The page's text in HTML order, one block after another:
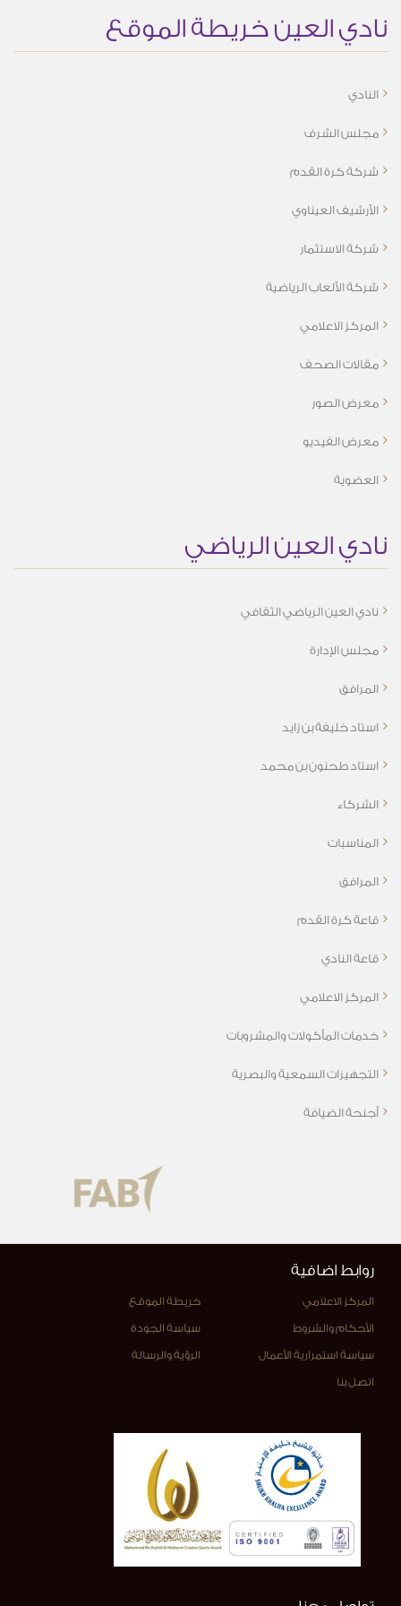
نادي العين خريطة الموقع
النادي
مجلس الشرف
شركة كرة القدم
الأرشيف العيناوي
شركة الاستثمار
شركة الألعاب الرياضية
المركز الاعلامي
مقالات الصحف
معرض الصور
معرض الفيديو
العضوية
نادي العين الرياضي
نادي العين الرياضي الثقافي
مجلس الإدارة
المرافق
استاد خليفة بن زايد
استاد طحنون بن محمد
الشركاء
المناسبات
المرافق
قاعة كرة القدم
قاعة النادي
المركز الاعلامي
خدمات المأكولات والمشروبات
التجهيزات السمعية والبصرية
أجنحة الضيافة
روابط اضافية
المركز الاعلامي خريطة الموقع
الأحكام والشروط سياسة الجودة
سياسة استمرارية الأعمال الرؤية والرسالة
اتصل بنا